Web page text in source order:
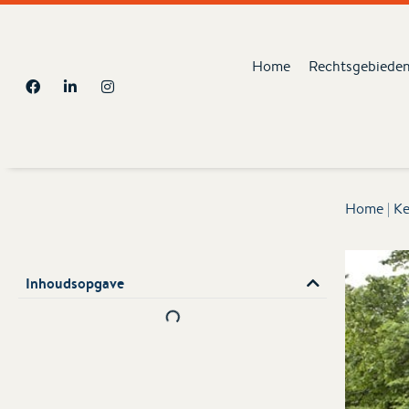
Home
Home |
Inhoudsopgave